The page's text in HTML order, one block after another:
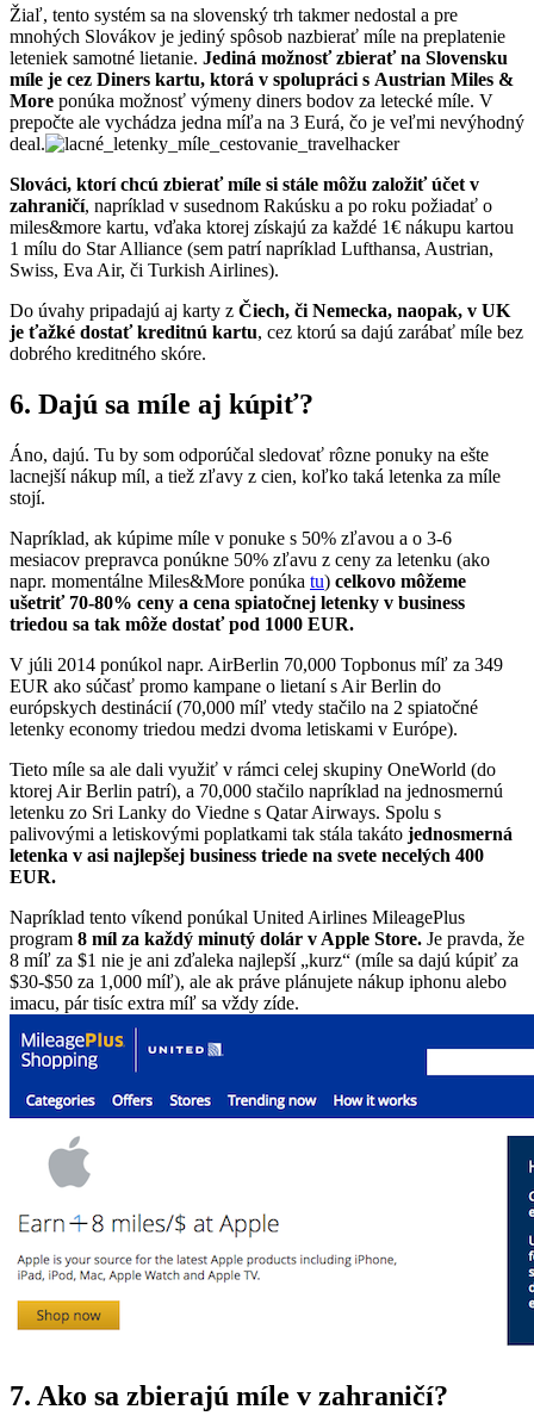
Žiaľ, tento systém sa na slovenský trh takmer nedostal a pre
mnohých Slovákov je jediný spôsob nazbierať míle na preplatenie
leteniek samotné lietanie. Jediná možnosť zbierať na Slovensku
míle je cez Diners kartu, ktorá v spolupráci s Austrian Miles &
More ponúka možnosť výmeny diners bodov za letecké míle. V
prepočte ale vychádza jedna míľa na 3 Eurá, čo je veľmi nevýhodný
deal.
Slováci, ktorí chcú zbierať míle si stále môžu založiť účet v
zahraničí, napríklad v susednom Rakúsku a po roku požiadať o
miles&more kartu, vďaka ktorej získajú za každé 1€ nákupu kartou
1 mílu do Star Alliance (sem patrí napríklad Lufthansa, Austrian,
Swiss, Eva Air, či Turkish Airlines).
Do úvahy pripadajú aj karty z Čiech, či Nemecka, naopak, v UK
je ťažké dostať kreditnú kartu, cez ktorú sa dajú zarábať míle bez
dobrého kreditného skóre.
6. Dajú sa míle aj kúpiť?
Áno, dajú. Tu by som odporúčal sledovať rôzne ponuky na ešte
lacnejší nákup míl, a tiež zľavy z cien, koľko taká letenka za míle
stojí.
Napríklad, ak kúpime míle v ponuke s 50% zľavou a o 3-6
mesiacov prepravca ponúkne 50% zľavu z ceny za letenku (ako
napr. momentálne Miles&More ponúka tu) celkovo môžeme
ušetriť 70-80% ceny a cena spiatočnej letenky v business
triedou sa tak môže dostať pod 1000 EUR.
V júli 2014 ponúkol napr. AirBerlin 70,000 Topbonus míľ za 349
EUR ako súčasť promo kampane o lietaní s Air Berlin do
európskych destinácií (70,000 míľ vtedy stačilo na 2 spiatočné
letenky economy triedou medzi dvoma letiskami v Európe).
Tieto míle sa ale dali využiť v rámci celej skupiny OneWorld (do
ktorej Air Berlin patrí), a 70,000 stačilo napríklad na jednosmernú
letenku zo Sri Lanky do Viedne s Qatar Airways. Spolu s
palivovými a letiskovými poplatkami tak stála takáto jednosmerná
letenka v asi najlepšej business triede na svete necelých 400
EUR.
Napríklad tento víkend ponúkal United Airlines MileagePlus
program 8 míl za každý minutý dolár v Apple Store. Je pravda, že
8 míľ za $1 nie je ani zďaleka najlepší „kurz“ (míle sa dajú kúpiť za
$30-$50 za 1,000 míľ), ale ak práve plánujete nákup iphonu alebo
imacu, pár tisíc extra míľ sa vždy zíde.
7. Ako sa zbierajú míle v zahraničí?